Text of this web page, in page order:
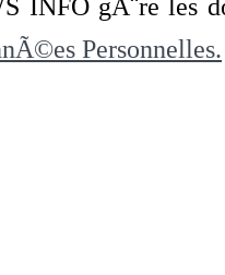
INFO gÃ¨re les
Personnelles.